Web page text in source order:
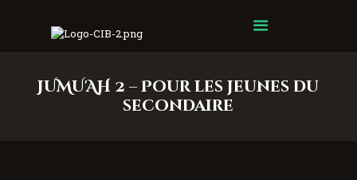
JUMU'AH 2 – Pour les jeunes du
secondaire
Centre Islamique Badr